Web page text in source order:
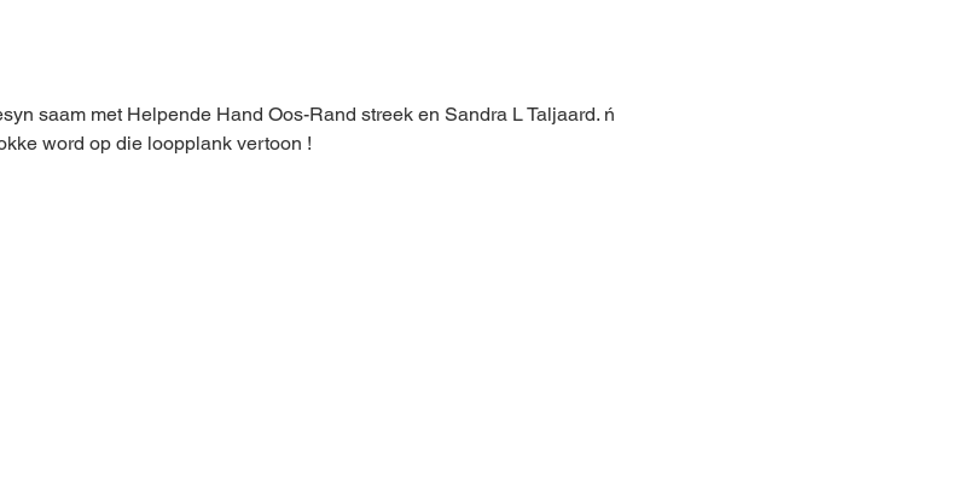
saam met Helpende Hand Oos-Rand streek en Sandra L Taljaard. ń
word op die loopplank vertoon !